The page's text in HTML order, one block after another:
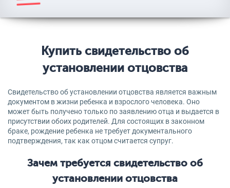
Купить свидетельство об
установлении отцовства
Свидетельство об установлении отцовства является важным
документом в жизни ребенка и взрослого человека. Оно
может быть получено только по заявлению отца и выдается в
присутствии обоих родителей. Для состоящих в законном
браке, рождение ребенка не требует документального
подтверждения, так как отцом считается супруг.
Зачем требуется свидетельство об
установлении отцовства